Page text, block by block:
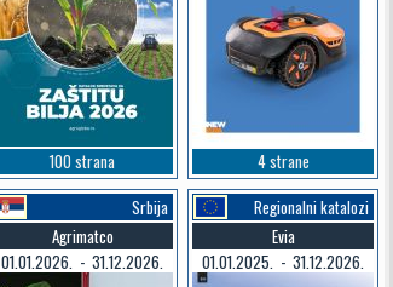
100 strana
4 strane
Srbija
Agrimatco
01.01.2026. - 31.12.2026.
Regionalni katalozi
Evia
01.01.2025. - 31.12.2026.